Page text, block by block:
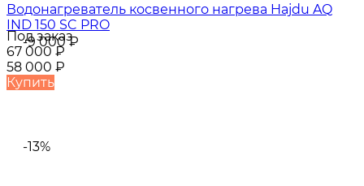
-9 000₽
Водонагреватель косвенного нагрева Hajdu AQ
IND 150 SC PRO
Под заказ
67 000₽
58 000 ₽
Купить
-13%